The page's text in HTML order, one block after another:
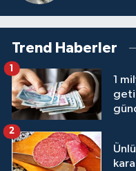
Trend Haberler
1
1
2